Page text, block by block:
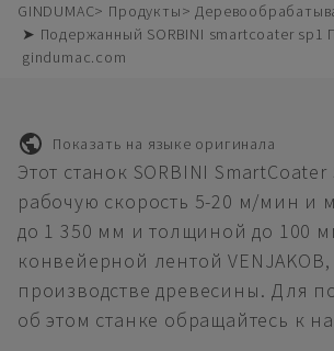
GINDUMAC Продукты
➤ Подержанный SORBINI smartcoater sp1
gindumac.com
Показать на языке оригинала
Этот станок SORBINI
рабочую скорость 5-20 м/мин и
до 1 350 мм и толщиной до 100
конвейерной лентой
производстве древесины. Для
об этом станке обращайтесь к